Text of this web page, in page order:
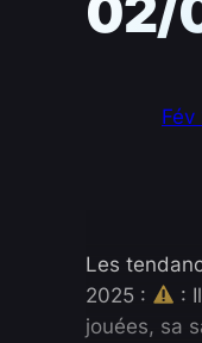
02/
Les
2025 :
:
jouées, sa